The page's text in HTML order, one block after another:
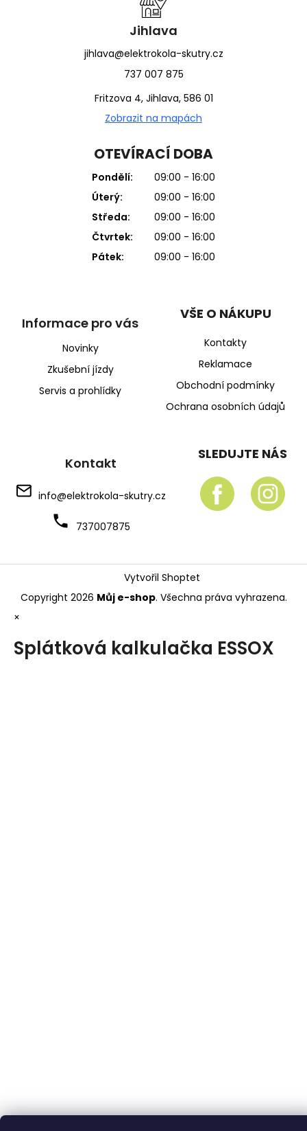
Jihlava
jihlava@elektrokola-skutry.cz
737 007 875
Fritzova 4, Jihlava, 586 01
Zobrazit na mapách
OTEVÍRACÍ DOBA
Pondělí:
09:00 - 16:00
Úterý:
09:00 - 16:00
Středa:
09:00 - 16:00
Čtvrtek:
09:00 - 16:00
Pátek:
09:00 - 16:00
Informace pro vás
Novinky
Zkušební jízdy
Servis a prohlídky
VŠE O NÁKUPU
Kontakty
Reklamace
Obchodní podmínky
Ochrana osobních údajů
Kontakt
info@elektrokola-skutry.cz
737007875
SLEDUJTE NÁS
Vytvořil Shoptet
Copyright 2026 Můj e-shop. Všechna práva vyhrazena.
×
Splátková kalkulačka ESSOX